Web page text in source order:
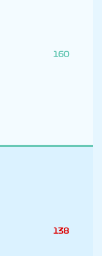
160
138